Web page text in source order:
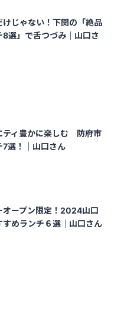
けじゃない！下関の「絶品
8選」で舌つづみ｜山口さ
ティ豊かに楽しむ 防府市
7選！｜山口さん
オープン限定！2024山口
すめランチ６選｜山口さん